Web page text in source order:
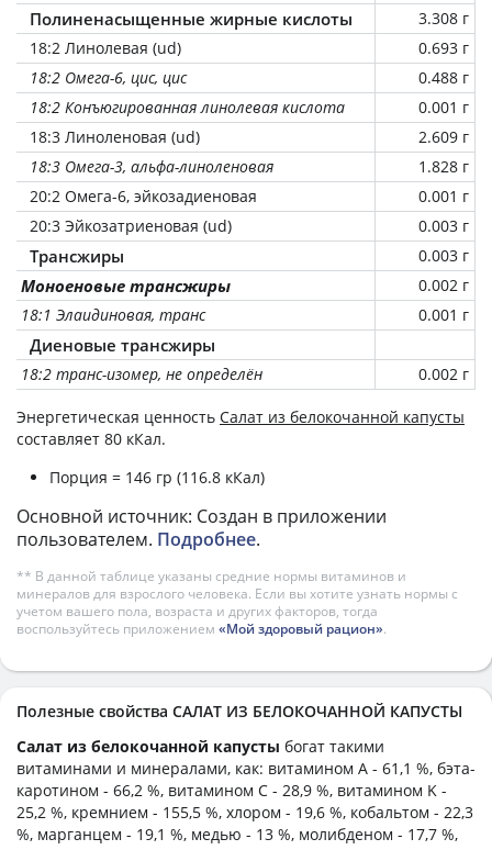
Полиненасыщенные жирные кислоты
3.308 г
18:2 Линолевая (ud)
0.693 г
18:2 Омега-6, цис, цис
0.488 г
18:2 Конъюгированная линолевая кислота
0.001 г
18:3 Линоленовая (ud)
2.609 г
18:3 Омега-3, альфа-линоленовая
1.828 г
20:2 Омега-6, эйкозадиеновая
0.001 г
20:3 Эйкозатриеновая (ud)
0.003 г
Трансжиры 0.003 г
Моноеновые трансжиры
0.002 г
18:1 Элаидиновая, транс
0.001 г
Диеновые трансжиры
18:2 транс-изомер, не определён 0.002 г
Энергетическая ценность Салат из белокочанной капусты
составляет 80 кКал.
Порция = 146 гр (116.8 кКал)
Основной источник: Создан в приложении
пользователем. Подробнее.
** В данной таблице указаны средние нормы витаминов и
минералов для взрослого человека. Если вы хотите узнать нормы с
учетом вашего пола, возраста и других факторов, тогда
воспользуйтесь приложением «Мой здоровый рацион».
Полезные свойства САЛАТ ИЗ БЕЛОКОЧАННОЙ КАПУСТЫ
Салат из белокочанной капусты богат такими
витаминами и минералами, как: витамином А - 61,1 %, бэта-
каротином - 66,2 %, витамином C - 28,9 %, витамином K -
25,2 %, кремнием - 155,5 %, хлором - 19,6 %, кобальтом - 22,3
%, марганцем - 19,1 %, медью - 13 %, молибденом - 17,7 %,